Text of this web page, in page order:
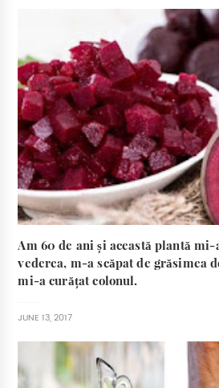
Am 60 de ani și această plantă
vederea, m-a scăpat de grăsimea
mi-a curățat colonul.
JUNE 13, 2017